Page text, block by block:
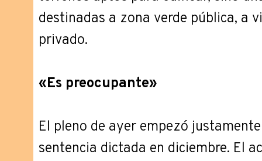
destinadas a zona verde pública, a
privado.
«Es preocupante»
El pleno de ayer empezó
sentencia dictada en diciembre. El